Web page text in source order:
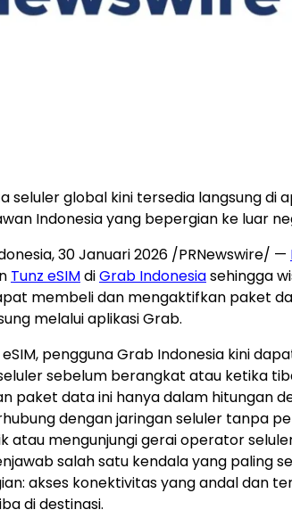
seluler global kini tersedia langsung di
Indonesia yang bepergian ke luar
,30 Januari 2026 /PRNewswire/ —
Tunz eSIMdiGrab Indonesiasehingga
membeli dan mengaktifkan paket
melalui aplikasi Grab.
eSIM, pengguna Grab Indonesia kini
sebelum berangkat atau ketika
paket data ini hanya dalam hitungan
dengan jaringan seluler tanpa
atau mengunjungi gerai operator
salah satu kendala yang paling
akses konektivitas yang andal dan
di destinasi.